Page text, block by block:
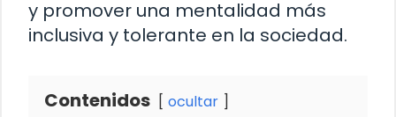
y promover una mentalidad más
inclusiva y tolerante en la sociedad.
Contenidos ocultar